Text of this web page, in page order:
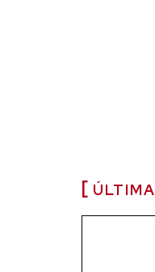
ÚLTIMA